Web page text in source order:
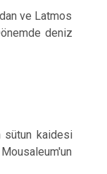
ve Latmos
deniz
sütun kaidesi